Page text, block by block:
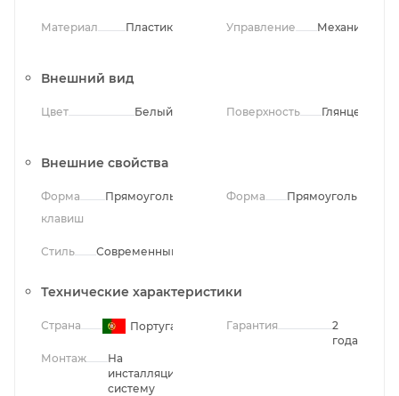
Материал Пластик Управление
Внешний вид
Цвет Белый Поверхность Глянцевая
Внешние свойства
Форма
клавиш
Прямоугольная
Стиль Современный
Форма Прямоугольная
Технические характеристики
Страна Португалия
Монтаж
На
инсталляционную
систему
Гарантия
2
года